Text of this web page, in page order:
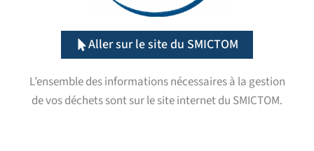
Aller sur le site du SMICTOM
L’ensemble des informations nécessaires à la gestion
de vos déchets sont sur le site internet du SMICTOM.